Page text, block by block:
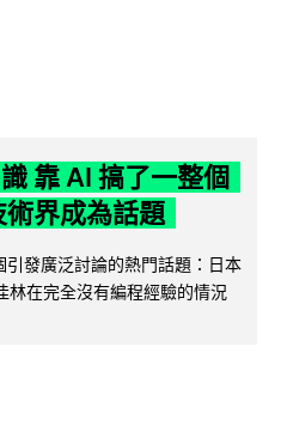
靠 AI 搞了一整個
界成為話題
發廣泛討論的熱門話題：日本
林在完全沒有編程經驗的情況